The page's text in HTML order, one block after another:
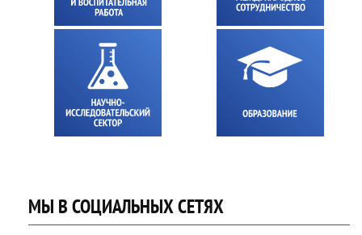
МЫ В СОЦИАЛЬНЫХ СЕТЯХ